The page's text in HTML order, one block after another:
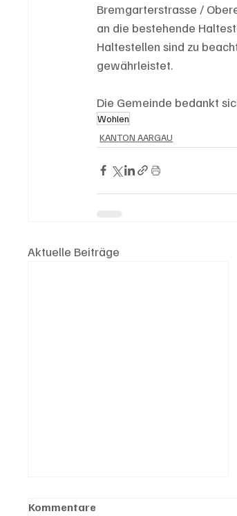
Bremgarterstrasse /
an die bestehende
Haltestellen sind zu
gewährleistet.
Die Gemeinde bedankt
Wohlen
KANTON AARGAU
Aktuelle Beiträge
Kommentare